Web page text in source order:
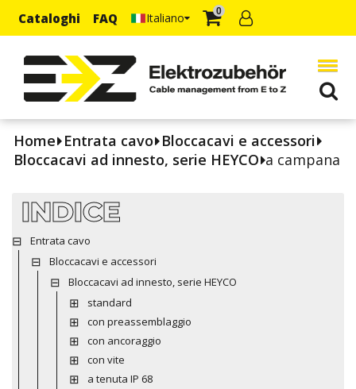
Cataloghi FAQ Italiano 0
Home Entrata cavo Bloccacavi e accessori
Bloccacavi ad innesto, serie HEYCO a campana
INDICE
Entrata cavo
Bloccacavi e accessori
Bloccacavi ad innesto, serie HEYCO
standard
con preassemblaggio
con ancoraggio
con vite
a tenuta IP 68